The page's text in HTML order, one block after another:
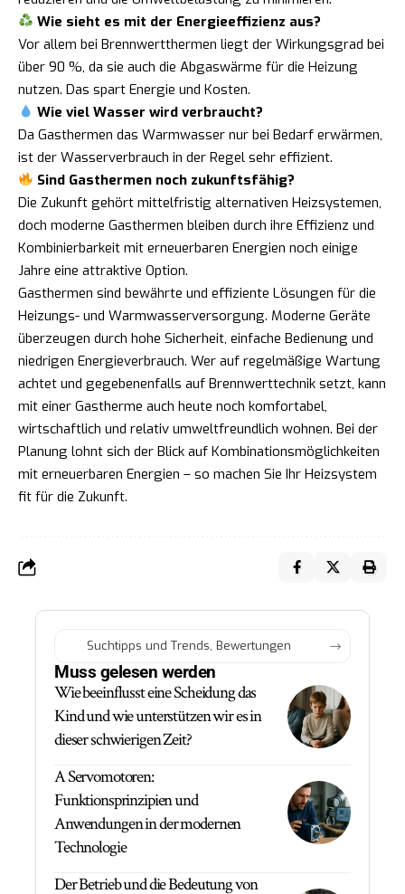
Wie sieht es mit der Energieeffizienz aus?
Vor allem bei Brennwertthermen liegt der Wirkungsgrad bei
über 90 %, da sie auch die Abgaswärme für die Heizung
nutzen. Das spart Energie und Kosten.
Wie viel Wasser wird verbraucht?
Da Gasthermen das Warmwasser nur bei Bedarf erwärmen,
ist der Wasserverbrauch in der Regel sehr effizient.
Sind Gasthermen noch zukunftsfähig?
Die Zukunft gehört mittelfristig alternativen Heizsystemen,
doch moderne Gasthermen bleiben durch ihre Effizienz und
Kombinierbarkeit mit erneuerbaren Energien noch einige
Jahre eine attraktive Option.
Gasthermen sind bewährte und effiziente Lösungen für die
Heizungs- und Warmwasserversorgung. Moderne Geräte
überzeugen durch hohe Sicherheit, einfache Bedienung und
niedrigen Energieverbrauch. Wer auf regelmäßige Wartung
achtet und gegebenenfalls auf Brennwerttechnik setzt, kann
mit einer Gastherme auch heute noch komfortabel,
wirtschaftlich und relativ umweltfreundlich wohnen. Bei der
Planung lohnt sich der Blick auf Kombinationsmöglichkeiten
mit erneuerbaren Energien – so machen Sie Ihr Heizsystem
fit für die Zukunft.
Muss gelesen werden
Wie beeinflusst eine Scheidung das
Kind und wie unterstützen wir es in
dieser schwierigen Zeit?
A Servomotoren:
Funktionsprinzipien und
Anwendungen in der modernen
Technologie
Der Betrieb und die Bedeutung von